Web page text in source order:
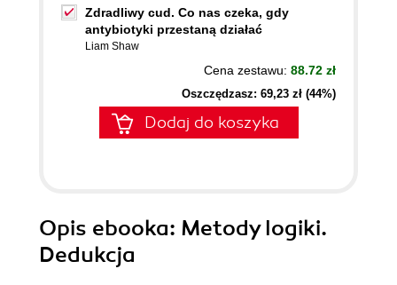
Zdradliwy cud. Co nas czeka, gdy
antybiotyki przestaną działać
Liam Shaw
Cena zestawu: 88.72 zł
Oszczędzasz: 69,23 zł (44%)
Dodaj do koszyka
Opis ebooka: Metody logiki.
Dedukcja